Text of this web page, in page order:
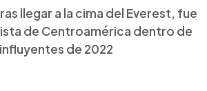
llegar a la cima del Everest, fue
de Centroamérica dentro de
de 2022